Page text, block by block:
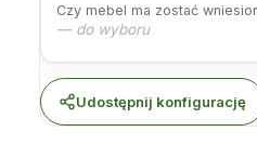
Czy mebel ma zostać
— do wyboru
Udostępnij konfigurację